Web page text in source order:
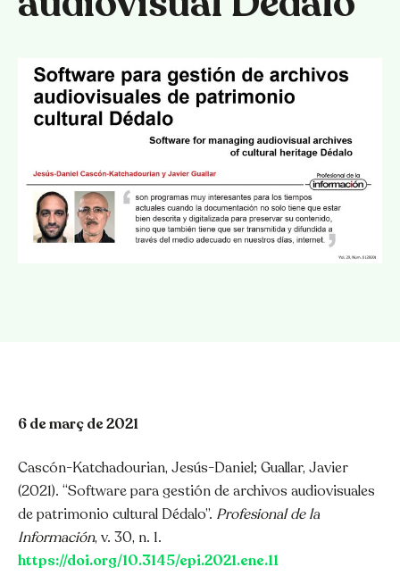
6 de març de 2021
Cascón-Katchadourian, Jesús-Daniel; Guallar, Javier
(2021). “Software para gestión de archivos audiovisuales
de patrimonio cultural Dédalo”. Profesional de la
Información, v. 30, n. 1.
https://doi.org/10.3145/epi.2021.ene.11
Català Español English